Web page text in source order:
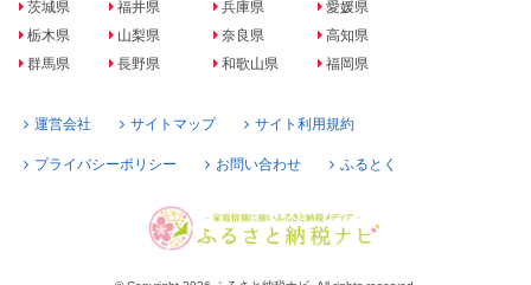
茨城県
栃木県
群馬県
福井県
山梨県
長野県
兵庫県
奈良県
和歌山県
愛媛県
高知県
福岡県
運営会社 サイトマップ サイト利用規約
プライバシーポリシー お問い合わせ ふるとく